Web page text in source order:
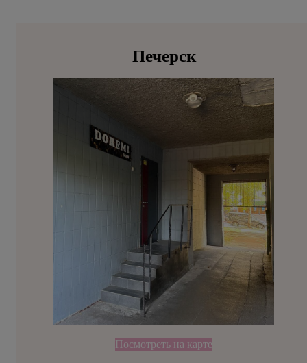
Печерск
Посмотреть на карте